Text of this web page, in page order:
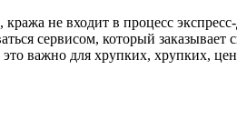
не входит в процесс
сервисом, который
важно для хрупких, хрупких,